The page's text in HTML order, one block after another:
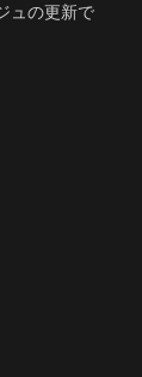
ュの更新で